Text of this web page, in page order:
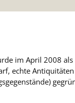
im April 2008
echte